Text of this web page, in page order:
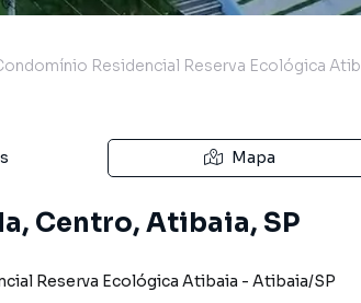
Residencial Reserva Ecológica
Mapa
Centro, Atibaia, SP
Reserva Ecológica Atibaia - Atibaia/SP